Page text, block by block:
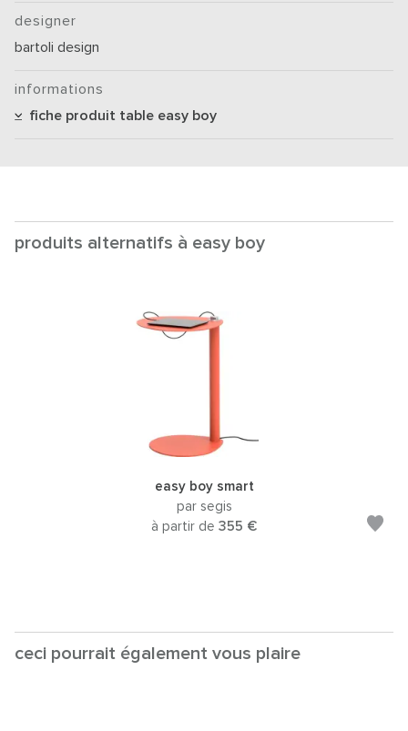
designer
bartoli design
informations
fiche produit table easy boy
produits alternatifs à easy boy
easy boy smart
par segis
à partir de 355 €
ceci pourrait également vous plaire